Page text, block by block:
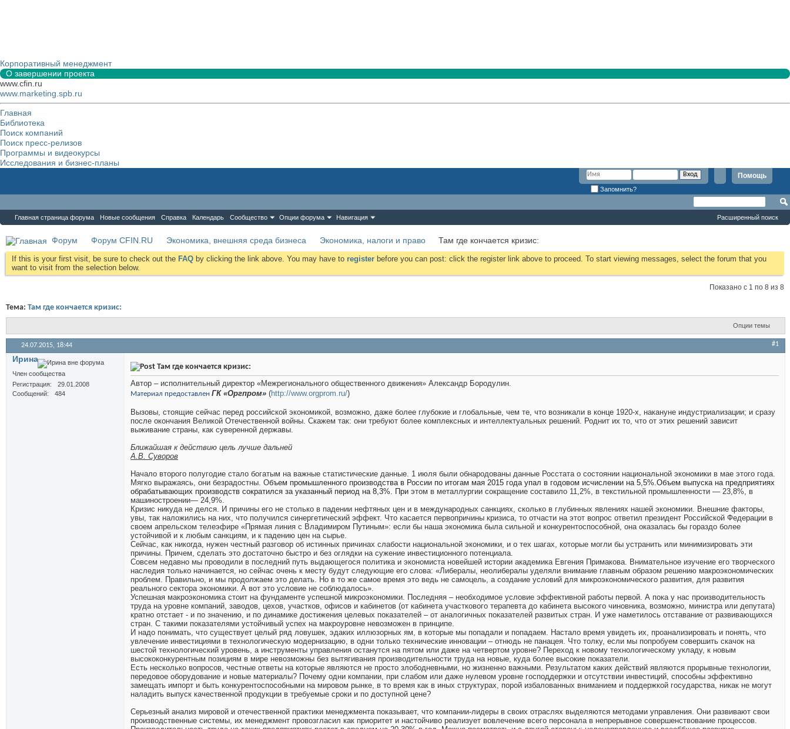
Корпоративный менеджмент
О завершении проекта
www.cfin.ru
www.marketing.spb.ru
Главная
Библиотека
Поиск компаний
Поиск пресс-релизов
Программы и видеокурсы
Исследования и бизнес-планы
Помощь
Запомнить?
Главная страница форума Новые сообщения Справка Календарь Сообщество Опции форума Навигация Расширенный поиск
Форум Форум CFIN.RU Экономика, внешняя среда бизнеса Экономика, налоги и право Там где кончается кризис:
If this is your first visit, be sure to check out the FAQ by clicking the link above. You may have to register before you can post: click the register link above to proceed. To start viewing messages, select the forum that you
want to visit from the selection below.
Показано с 1 по 8 из 8
Тема: Там где кончается кризис:
Опции темы
24.07.2015, 18:44 #1
Иринa
Член сообщества
Регистрация
29.01.2008
Сообщений
484
Там где кончается кризис:
Автор – исполнительный директор «Межрегионального общественного движения» Александр Бородулин.
Материал предоставлен ГК «Оргпром» (http://www.orgprom.ru/)
Вызовы, стоящие сейчас перед российской экономикой, возможно, даже более глубокие и глобальные, чем те, что возникали в конце 1920-х, накануне индустриализации; и сразу
после окончания Великой Отечественной войны. Скажем так: они требуют более комплексных и интеллектуальных решений. Роднит их то, что от этих решений зависит
выживание страны, как суверенной державы.
Ближайшая к действию цель лучше дальней
А.В. Суворов
Начало второго полугодие стало богатым на важные статистические данные. 1 июля были обнародованы данные Росстата о состоянии национальной экономики в мае этого года.
Мягко выражаясь, они безрадостны. Объем промышленного производства в России по итогам мая 2015 года упал в годовом исчислении на 5,5%.Объем выпуска на предприятиях
обрабатывающих производств сократился за указанный период на 8,3%. При этом в металлургии сокращение составило 11,2%, в текстильной промышленности — 23,8%, в
машиностроении— 24,9%.
Кризис никуда не делся. И причины его не столько в падении нефтяных цен и в международных санкциях, сколько в глубинных явлениях нашей экономики. Внешние факторы,
увы, так наложились на них, что получился синергетический эффект. Что касается первопричины кризиса, то отчасти на этот вопрос ответил президент Российской Федерации в
своем апрельском телеэфире «Прямая линия с Владимиром Путиным»: если бы наша экономика была сильной и конкурентоспособной, она оказалась бы гораздо более
устойчивой и к любым санкциям, и к падению цен на сырье.
Сейчас, как никогда, нужен честный разговор об истинных причинах слабости национальной экономики, и о тех шагах, которые могли бы устранить или минимизировать эти
причины. Причем, сделать это достаточно быстро и без оглядки на сужение инвестиционного потенциала.
Совсем недавно мы проводили в последний путь выдающегося политика и экономиста новейшей истории академика Евгения Примакова. Внимательное изучение его творческого
наследия только начинается, но сейчас очень к месту будут следующие его слова: «Либералы, неолибералы уделяли внимание главным образом решению макроэкономических
проблем. Правильно, и мы продолжаем это делать. Но в то же самое время это ведь не самоцель, а создание условий для микроэкономического развития, для развития
реального сектора экономики. А вот это условие не соблюдалось».
Успешная макроэкономика стоит на фундаменте успешной микроэкономики. Последняя – необходимое условие эффективной работы первой. А пока у нас производительность
труда на уровне компаний, заводов, цехов, участков, офисов и кабинетов (от кабинета участкового терапевта до кабинета высокого чиновника, возможно, министра или депутата)
кратно отстает - и по значению, и по динамике достижения целевых показателей – от аналогичных показателей развитых стран. И уже наметилось отставание от развивающихся
стран. С такими показателями устойчивый успех на макроуровне невозможен в принципе.
И надо понимать, что существует целый ряд ловушек, эдаких иллюзорных ям, в которые мы попадали и попадаем. Настало время увидеть их, проанализировать и понять, что
увлечение инвестициями в технологическую модернизацию, в одни только технические инновации – отнюдь не панацея. Что толку, если мы попробуем совершить скачок на
шестой технологический уровень, а инструменты управления останутся на пятом или даже на четвертом уровне? Переход к новому технологическому укладу, к новым
высококонкурентным позициям в мире невозможны без вытягивания производительности труда на новые, куда более высокие показатели.
Есть несколько вопросов, честные ответы на которые являются не просто злободневными, но жизненно важными. Результатом каких действий являются прорывные технологии,
передовое оборудование и новые материалы? Почему одни компании, при слабом или даже нулевом уровне господдержки и отсутствии инвестиций, способны эффективно
замещать импорт и быть конкурентоспособными на мировом рынке, в то время как в иных структурах, порой избалованных вниманием и поддержкой государства, никак не могут
наладить выпуск качественной продукции в требуемые сроки и по доступной цене?
Серьезный анализ мировой и отечественной практики менеджмента показывает, что компании-лидеры в своих отраслях выделяются методами управления. Они развивают свои
производственные системы, их менеджмент провозгласил как приоритет и настойчиво реализует вовлечение всего персонала в непрерывное совершенствование процессов.